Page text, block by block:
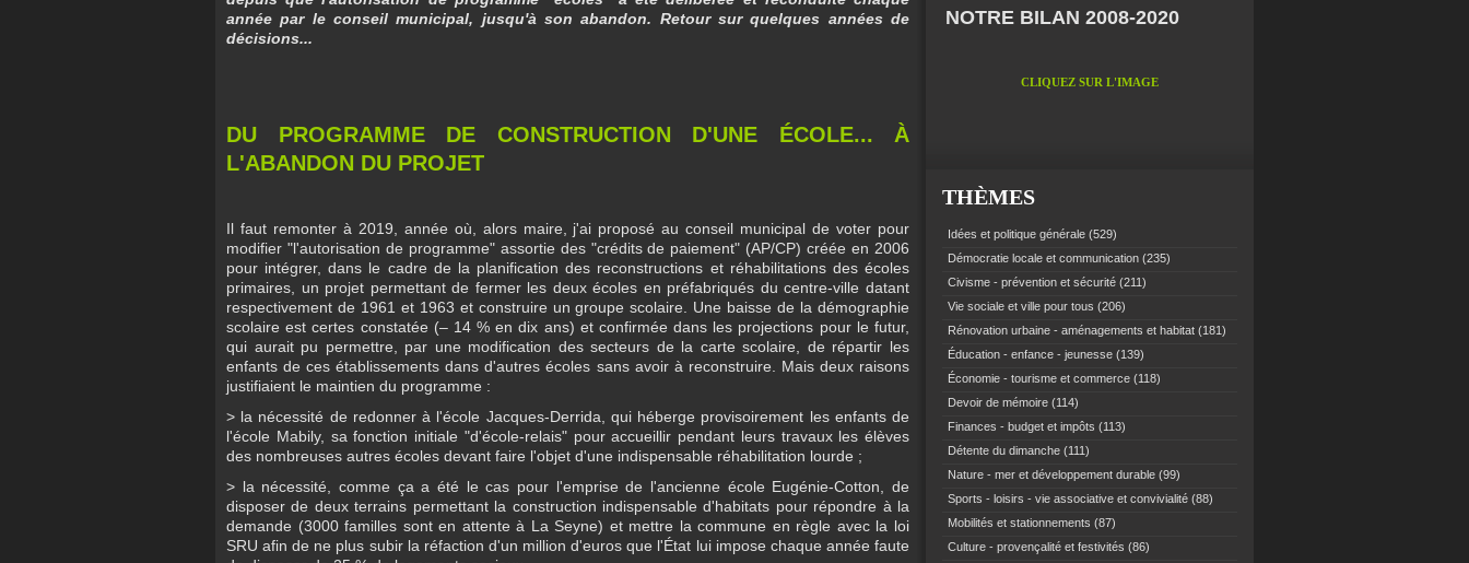
année par le conseil municipal, jusqu'à son abandon. Retour sur quelques années de
décisions...
DU PROGRAMME DE CONSTRUCTION D'UNE ÉCOLE... À
L'ABANDON DU PROJET
Il faut remonter à 2019, année où, alors maire, j'ai proposé au conseil municipal de voter pour
modifier "l'autorisation de programme" assortie des "crédits de paiement" (AP/CP) créée en 2006
pour intégrer, dans le cadre de la planification des reconstructions et réhabilitations des écoles
primaires, un projet permettant de fermer les deux écoles en préfabriqués du centre-ville datant
respectivement de 1961 et 1963 et construire un groupe scolaire. Une baisse de la démographie
scolaire est certes constatée (– 14 % en dix ans) et confirmée dans les projections pour le futur,
qui aurait pu permettre, par une modification des secteurs de la carte scolaire, de répartir les
enfants de ces établissements dans d'autres écoles sans avoir à reconstruire. Mais deux raisons
justifiaient le maintien du programme :
> la nécessité de redonner à l'école Jacques-Derrida, qui héberge provisoirement les enfants de
l'école Mabily, sa fonction initiale "d'école-relais" pour accueillir pendant leurs travaux les élèves
des nombreuses autres écoles devant faire l'objet d'une indispensable réhabilitation lourde ;
> la nécessité, comme ça a été le cas pour l'emprise de l'ancienne école Eugénie-Cotton, de
disposer de deux terrains permettant la construction indispensable d'habitats pour répondre à la
demande (3000 familles sont en attente à La Seyne) et mettre la commune en règle avec la loi
SRU afin de ne plus subir la réfaction d'un million d'euros que l'État lui impose chaque année faute
NOTRE BILAN 2008-2020
CLIQUEZ SUR L'IMAGE
THÈMES
Idées et politique générale (529)
Démocratie locale et communication (235)
Civisme - prévention et sécurité (211)
Vie sociale et ville pour tous (206)
Rénovation urbaine - aménagements et habitat (181)
Éducation - enfance - jeunesse (139)
Économie - tourisme et commerce (118)
Devoir de mémoire (114)
Finances - budget et impôts (113)
Détente du dimanche (111)
Nature - mer et développement durable (99)
Sports - loisirs - vie associative et convivialité (88)
Mobilités et stationnements (87)
Culture - provençalité et festivités (86)